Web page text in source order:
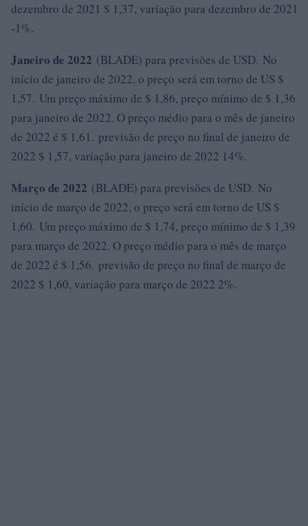
dezembro de 2021 $ 1,37, variação para dezembro de 2021
-1%.
Janeiro de 2022 (BLADE) para previsões de USD. No
início de janeiro de 2022, o preço será em torno de US $
1,57. Um preço máximo de $ 1,86, preço mínimo de $ 1,36
para janeiro de 2022. O preço médio para o mês de janeiro
de 2022 é $ 1,61. previsão de preço no final de janeiro de
2022 $ 1,57, variação para janeiro de 2022 14%.
Março de 2022 (BLADE) para previsões de USD. No
início de março de 2022, o preço será em torno de US $
1,60. Um preço máximo de $ 1,74, preço mínimo de $ 1,39
para março de 2022. O preço médio para o mês de março
de 2022 é $ 1,56. previsão de preço no final de março de
2022 $ 1,60, variação para março de 2022 2%.